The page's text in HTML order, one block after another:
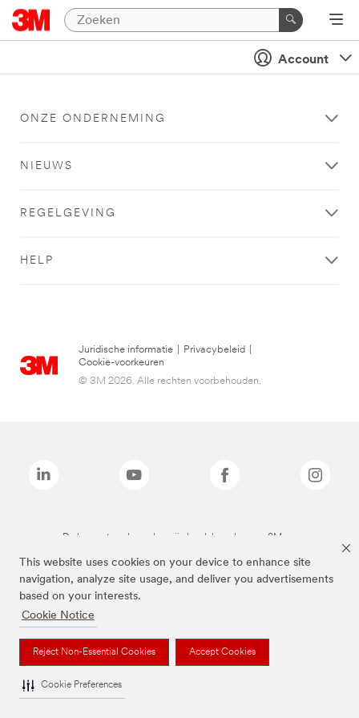
This website uses cookies on your device to enhance site
navigation, analyze site usage, and deliver you advertisements
based on your interests.
Cookie Notice
Reject Non-Essential Cookies Accept Cookies
Cookie Preferences
Account
ONZE ONDERNEMING
NIEUWS
REGELGEVING
HELP
Juridische informatie Privacybeleid
Cookie-voorkeuren
© 3M 2026. Alle rechten voorbehouden.
De bovenstaande merken zijn handelsmerken van 3M.we